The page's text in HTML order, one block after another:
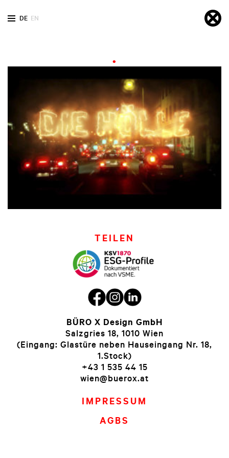
DE EN
TEILEN
BÜRO X Design GmbH
Salzgries 18, 1010 Wien
(Eingang: Glastüre neben Hauseingang Nr. 18,
1.Stock)
+43 1 535 44 15
wien@buerox.at
IMPRESSUM
AGBS